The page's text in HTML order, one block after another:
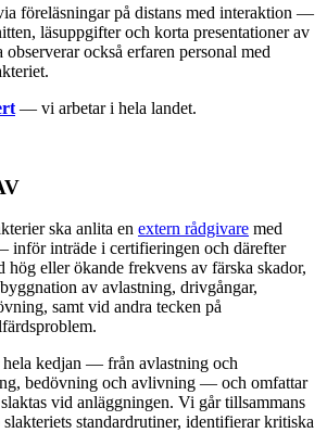
föreläsningar på distans med interaktion —
läsuppgifter och korta presentationer av
också erfaren personal med
— vi arbetar i hela landet.
ska anlita en extern rådgivare med
inför inträde i certifieringen och därefter
hög eller ökande frekvens av färska skador,
av avlastning, drivgångar,
samt vid andra tecken på
kedjan — från avlastning och
bedövning och avlivning — och omfattar
vid anläggningen. Vi går tillsammans
standardrutiner, identifierar kritiska